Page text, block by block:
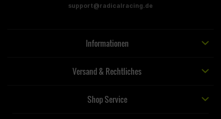
support@radicalracing.de
Informationen
Versand & Rechtliches
Shop Service